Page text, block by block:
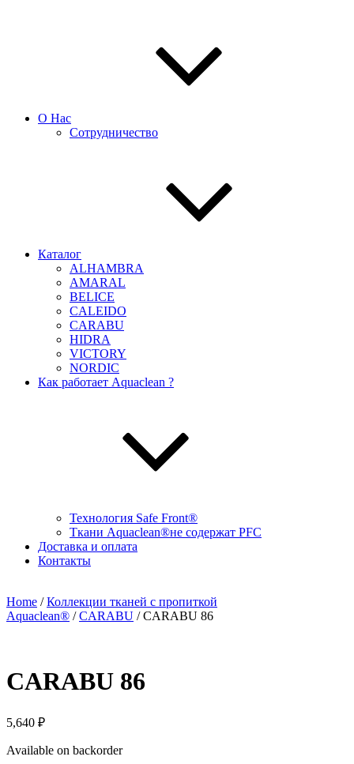
О Нас
Сотрудничество
Каталог
ALHAMBRA
AMARAL
BELICE
CALEIDO
CARABU
HIDRA
VICTORY
NORDIC
Как работает Aquaclean ?
Технология Safe Front®
Ткани Aquaclean®не содержат PFC
Доставка и оплата
Контакты
Home /Коллекции тканей с пропиткой
Aquaclean® /CARABU / CARABU 86
CARABU 86
5,640 ₽
Available on backorder